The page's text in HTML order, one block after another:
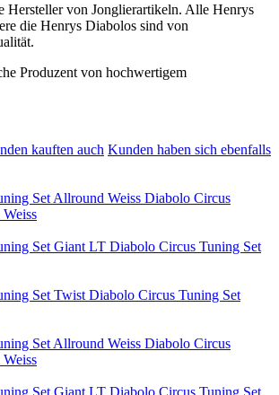
Hersteller von Jonglierartikeln. Alle Henrys
die Henrys Diabolos sind von
Produzent von hochwertigem
kauften auch Kunden haben sich ebenfalls
Diabolo Circus
Diabolo Circus Tuning Set
Diabolo Circus Tuning Set
Diabolo Circus
Diabolo Circus Tuning Set